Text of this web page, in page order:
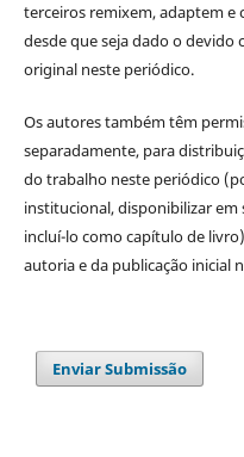
terceiros remixem, adaptem
desde que seja dado o devido
original neste periódico.
Os autores também têm
separadamente, para
do trabalho neste periódico
institucional, disponibilizar em
incluí-lo como capítulo de
autoria e da publicação inicial
Enviar Submissão